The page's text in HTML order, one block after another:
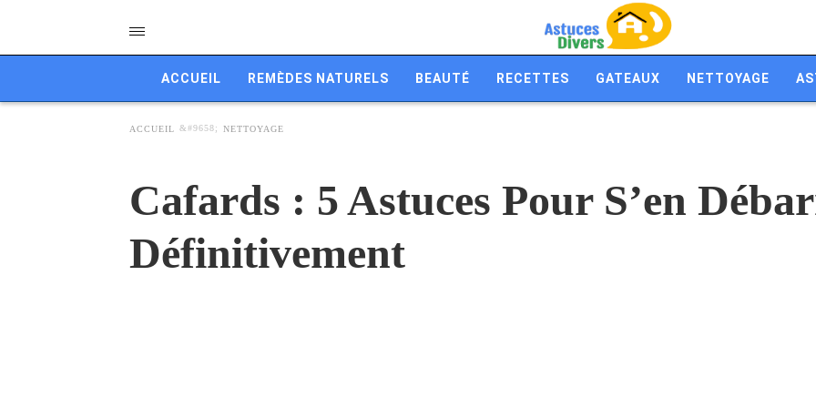
ACCUEIL REMÈDES NATURELS BEAUTÉ RECETTES GATEAUX NETTOYAGE
ACCUEIL NETTOYAGE
Cafards : 5 Astuces Pour S’en
Définitivement